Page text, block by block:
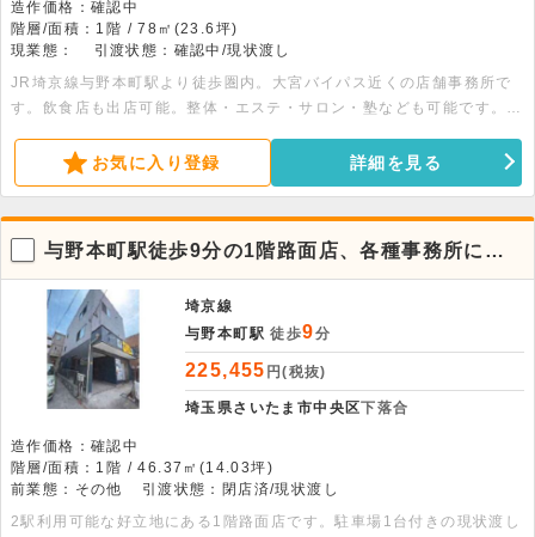
造作価格：確認中
階層/面積：1階 / 78㎡(23.6坪)
現業態：
引渡状態：確認中/現状渡し
JR埼京線与野本町駅より徒歩圏内。大宮バイパス近くの店舗事務所で
す。飲食店も出店可能。整体・エステ・サロン・塾なども可能です。駐
駐車場があります。営業所の拠点としても活用できます。
お気に入り登録 詳細を見る
与野本町駅徒歩9分の1階路面店、各種事務所に好
適な現状渡し物件
埼京線
与野本町駅 徒歩9分
225,455 円(税抜)
埼玉県さいたま市中央区下落合
造作価格：確認中
階層/面積：1階 / 46.37㎡(14.03坪)
前業態：その他
引渡状態：閉店済/現状渡し
2駅利用可能な好立地にある1階路面店です。駐車場1台付きの現状渡し